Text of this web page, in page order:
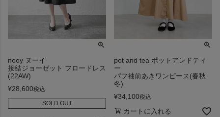
nooy ヌーイ
接結ジョーゼット フロードレス
(22AW)
¥28,600税込
SOLD OUT
pot and tea ポットアンドティ
ー
パフ袖前あきワンピース(春秋
冬)
¥34,100税込
カートに入れる